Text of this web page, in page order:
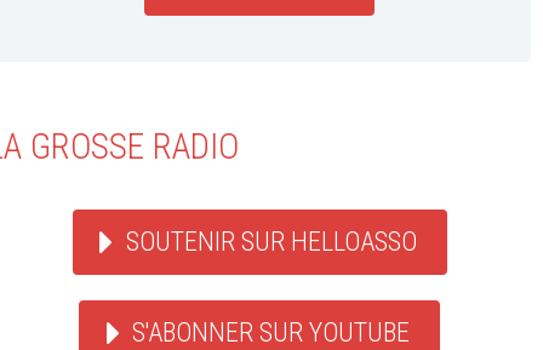
GROSSE RADIO
SOUTENIR SUR HELLOASSO
S'ABONNER SUR YOUTUBE